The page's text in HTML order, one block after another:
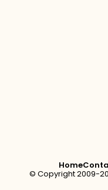
Home
© Copyright 2009-